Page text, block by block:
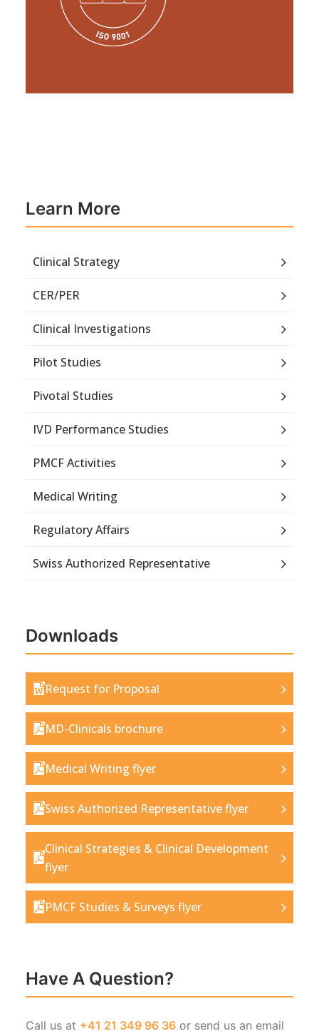
Learn More
Clinical Strategy
CER/PER
Clinical Investigations
Pilot Studies
Pivotal Studies
IVD Performance Studies
PMCF Activities
Medical Writing
Regulatory Affairs
Swiss Authorized Representative
Downloads
Request for Proposal
MD-Clinicals brochure
Medical Writing flyer
Swiss Authorized Representative flyer
Clinical Strategies & Clinical Development
flyer
PMCF Studies & Surveys flyer
Have A Question?
Call us at +41 21 349 96 36 or send us an email